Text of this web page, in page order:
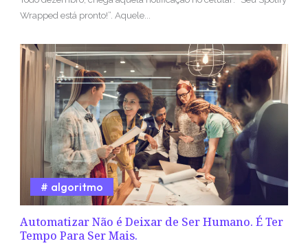
Wrapped está pronto!”. Aquele...
Automatizar Não é Deixar de Ser Humano. É Ter
Tempo Para Ser Mais.
algoritmo